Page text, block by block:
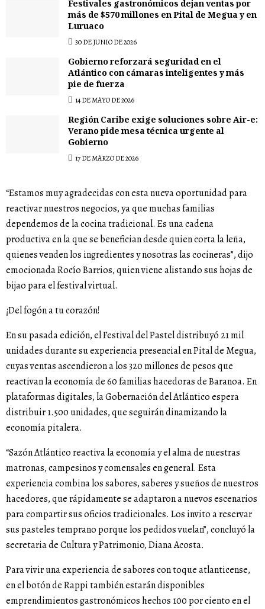
Festivales gastronómicos dejan ventas por
más de $570 millones en Pital de Megua y en
Luruaco
30 DE JUNIO DE 2026
Gobierno reforzará seguridad en el
Atlántico con cámaras inteligentes y más
pie de fuerza
14 DE MAYO DE 2026
Región Caribe exige soluciones sobre Air-e:
Verano pide mesa técnica urgente al
Gobierno
17 DE MARZO DE 2026
“Estamos muy agradecidas con esta nueva oportunidad para
reactivar nuestros negocios, ya que muchas familias
dependemos de la cocina tradicional. Es una cadena
productiva en la que se benefician desde quien corta la leña,
quienes venden los ingredientes y nosotras las cocineras”, dijo
emocionada Rocío Barrios, quien viene alistando sus hojas de
bijao para el festival virtual.
¡Del fogón a tu corazón!
En su pasada edición, el Festival del Pastel distribuyó 21 mil
unidades durante su experiencia presencial en Pital de Megua,
cuyas ventas ascendieron a los 320 millones de pesos que
reactivan la economía de 60 familias hacedoras de Baranoa. En
plataformas digitales, la Gobernación del Atlántico espera
distribuir 1.500 unidades, que seguirán dinamizando la
economía pitalera.
“Sazón Atlántico reactiva la economía y el alma de nuestras
matronas, campesinos y comensales en general. Esta
experiencia combina los sabores, saberes y sueños de nuestros
hacedores, que rápidamente se adaptaron a nuevos escenarios
para compartir sus oficios tradicionales. Los invito a reservar
sus pasteles temprano porque los pedidos vuelan”, concluyó la
secretaria de Cultura y Patrimonio, Diana Acosta.
Para vivir una experiencia de sabores con toque atlanticense,
en el botón de Rappi también estarán disponibles
emprendimientos gastronómicos hechos 100 por ciento en el